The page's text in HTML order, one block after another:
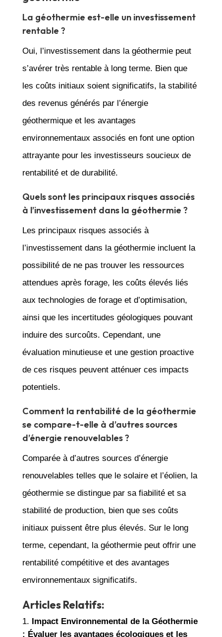
La géothermie est-elle un investissement
rentable ?
Oui, l’investissement dans la géothermie peut
s’avérer très rentable à long terme. Bien que
les coûts initiaux soient significatifs, la stabilité
des revenus générés par l’énergie
géothermique et les avantages
environnementaux associés en font une option
attrayante pour les investisseurs soucieux de
rentabilité et de durabilité.
Quels sont les principaux risques associés
à l’investissement dans la géothermie ?
Les principaux risques associés à
l’investissement dans la géothermie incluent la
possibilité de ne pas trouver les ressources
attendues après forage, les coûts élevés liés
aux technologies de forage et d’optimisation,
ainsi que les incertitudes géologiques pouvant
induire des surcoûts. Cependant, une
évaluation minutieuse et une gestion proactive
de ces risques peuvent atténuer ces impacts
potentiels.
Comment la rentabilité de la géothermie
se compare-t-elle à d’autres sources
d’énergie renouvelables ?
Comparée à d’autres sources d’énergie
renouvelables telles que le solaire et l’éolien, la
géothermie se distingue par sa fiabilité et sa
stabilité de production, bien que ses coûts
initiaux puissent être plus élevés. Sur le long
terme, cependant, la géothermie peut offrir une
rentabilité compétitive et des avantages
environnementaux significatifs.
Articles Relatifs:
Impact Environnemental de la Géothermie
: Évaluer les avantages écologiques et les